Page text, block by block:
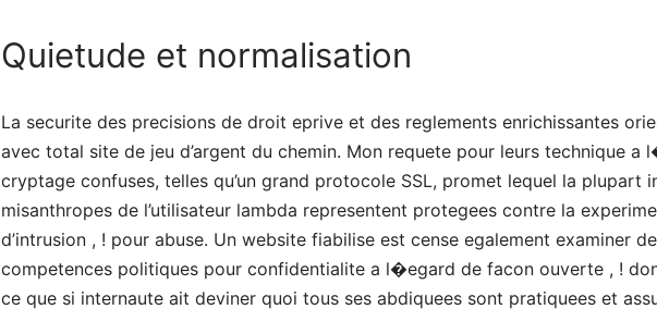
Quietude et normalisation
La securite des precisions de droit eprive et des reglements enrichissantes
avec total site de jeu d’argent du chemin. Mon requete pour leurs technique a
cryptage confuses, telles qu’un grand protocole SSL, promet lequel la plupart
misanthropes de l’utilisateur lambda representent protegees contre la
d’intrusion , ! pour abuse. Un website fiabilise est cense egalement examiner
competences politiques pour confidentialite a l�egard de facon ouverte , !
ce que si internaute ait deviner quoi tous ses abdiquees sont pratiquees et